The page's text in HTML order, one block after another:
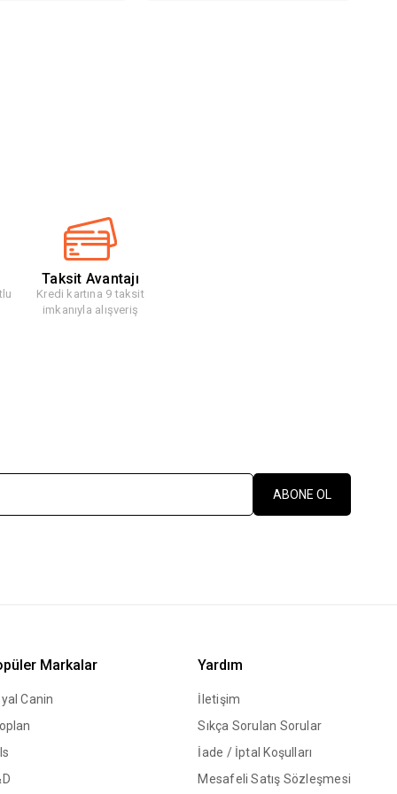
Taksit Avantajı
Kredi kartına 9 taksit
imkanıyla alışveriş
ABONE OL
Markalar
Canin
Yardım
İletişim
Sıkça Sorulan Sorular
İade / İptal Koşulları
Mesafeli Satış Sözleşmesi